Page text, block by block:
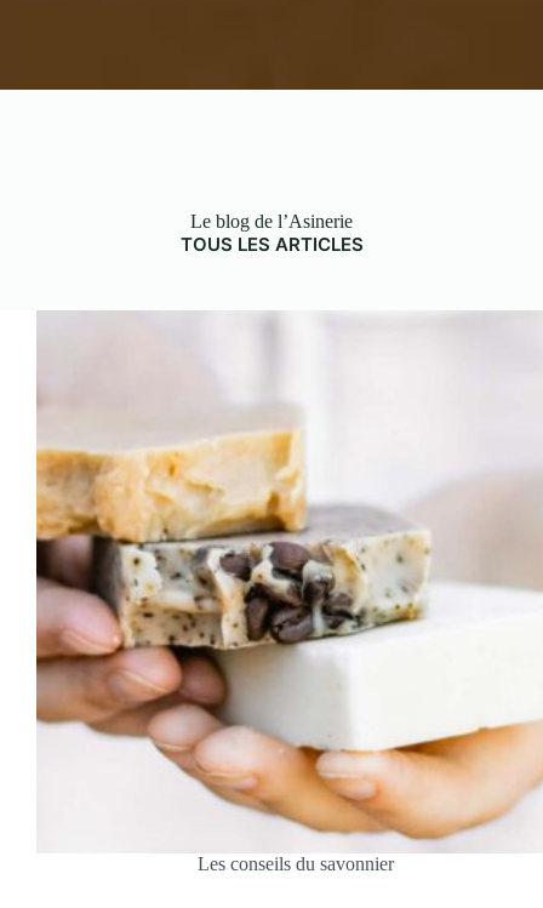
Le blog de l’Asinerie
TOUS LES ARTICLES
Les conseils du savonnier